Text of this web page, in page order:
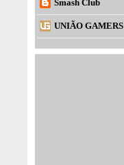
Smash Club
UNIÃO GAMERS